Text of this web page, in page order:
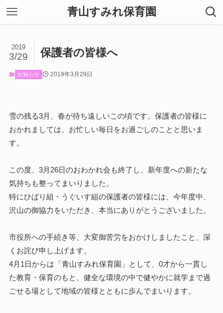
青山すみれ保育園
保護者の皆様へ
2019
3/29
お知らせ 2019年3月29日
雪の残る3月、春が待ち遠しいこの頃です。保護者の皆様に
おかれましては、お忙しい毎日をお過ごしのことと思いま
す。
この度、3月26日のおわかれ会も終了し、新年度への新たな
気持ちも整ってまいりました。
特にひばり組・うぐいす組の保護者の皆様には、今年度中、
沢山の御協力をいただき、本当にありがとうございました。
市役所への手続き等、大変御苦労をおかけしましたこと、深
くお詫び申し上げます。
4月1日からは「青山すみれ保育園」として、0才から一貫し
た教育・保育のもと、健全な環境の中で健やかに就学まで過
ごせる場として地域の皆様とともに歩んでまいります。